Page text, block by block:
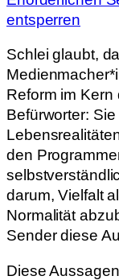
entsperren
Schlei glaubt,
Reform im
Befürworter:
den
darum, Vielfalt
Normalität
Sender diese
Diese